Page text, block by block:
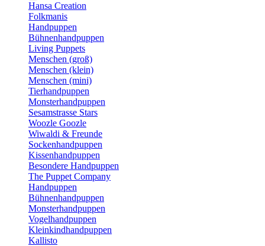
Hansa Creation
Folkmanis
Handpuppen
Bühnenhandpuppen
Living Puppets
Menschen (groß)
Menschen (klein)
Menschen (mini)
Tierhandpuppen
Monsterhandpuppen
Sesamstrasse Stars
Woozle Goozle
Wiwaldi & Freunde
Sockenhandpuppen
Kissenhandpuppen
Besondere Handpuppen
The Puppet Company
Handpuppen
Bühnenhandpuppen
Monsterhandpuppen
Vogelhandpuppen
Kleinkindhandpuppen
Kallisto